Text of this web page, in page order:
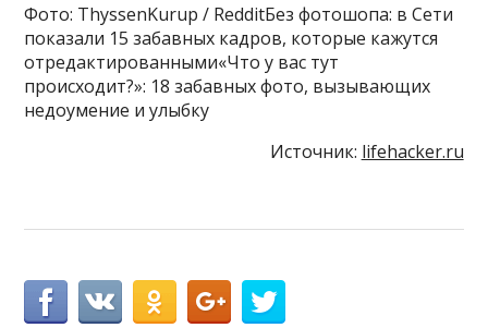
Фото: ThyssenKurup / RedditБез фотошопа: в Сети
показали 15 забавных кадров, которые кажутся
отредактированными«Что у вас тут
происходит?»: 18 забавных фото, вызывающих
недоумение и улыбку
Источник: lifehacker.ru